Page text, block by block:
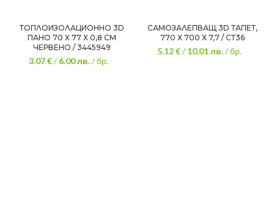
ТОПЛОИЗОЛАЦИОННО 3D
ПАНО 70 Х 77 Х 0,8 СМ
ЧЕРВЕНO / 3445949
3.07 €/6.00лв./ бр.
САМОЗАЛЕПВАЩ 3D ТАПЕТ,
770 Х 700 Х 7,7 / СТ36
5.12 €/10.01лв./ бр.